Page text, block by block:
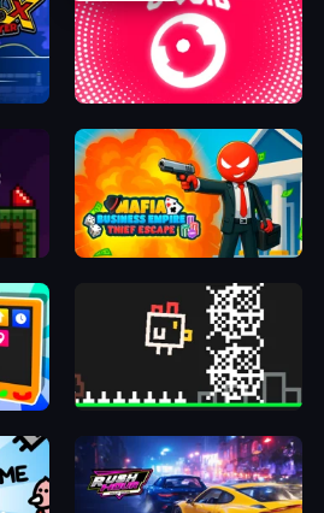
O-VOID
Mafia Business Empire: Thief Escape
Chicken and Bee